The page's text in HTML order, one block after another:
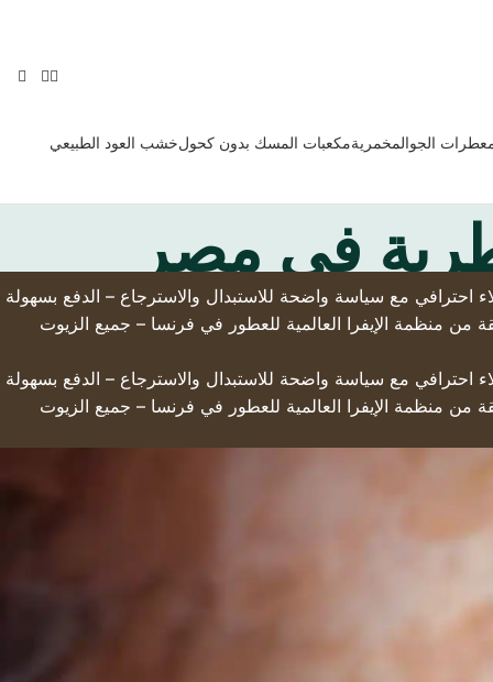
الجوالمخمريةمكعبات المسك بدون كحولخشب العود الطبيعي
في مصر
أرض الواقع – التوصيل السريع لجميع أنحاء العالم – تخفيضات حصرية تصل إلى 50% – دعم عملاء احترافي مع سياسة واضحة للاستبدال والاسترجاع – الدفع بسهولة
من منظمة الإيفرا العالمية للعطور في فرنسا – جميع الزيوت
أرض الواقع – التوصيل السريع لجميع أنحاء العالم – تخفيضات حصرية تصل إلى 50% – دعم عملاء احترافي مع سياسة واضحة للاستبدال والاسترجاع – الدفع بسهولة
من منظمة الإيفرا العالمية للعطور في فرنسا – جميع الزيوت